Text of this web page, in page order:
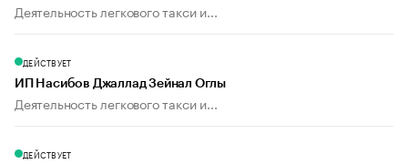
Деятельность легкового такси и...
ДЕЙСТВУЕТ
ИП Насибов Джаллад Зейнал Оглы
Деятельность легкового такси и...
ДЕЙСТВУЕТ